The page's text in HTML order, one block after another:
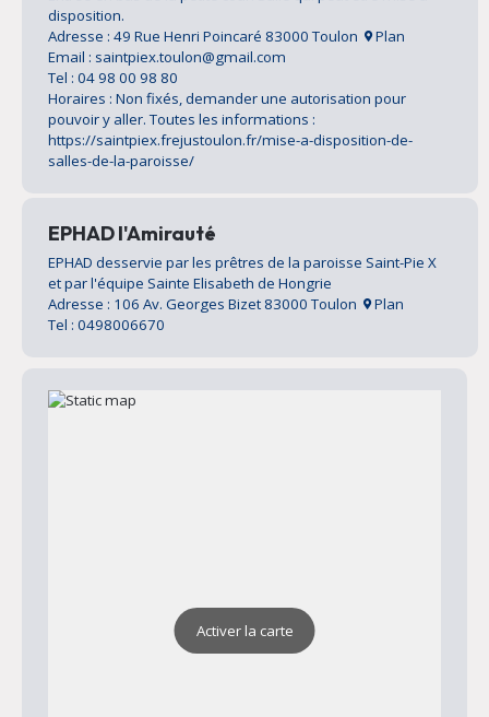
disposition.
Adresse : 49 Rue Henri Poincaré 83000 Toulon
Plan
Email : saintpiex.toulon@gmail.com
Tel : 04 98 00 98 80
Horaires : Non fixés, demander une autorisation pour
pouvoir y aller. Toutes les informations :
https://saintpiex.frejustoulon.fr/mise-a-disposition-de-
salles-de-la-paroisse/
EPHAD l'Amirauté
EPHAD desservie par les prêtres de la paroisse Saint-Pie X
et par l'équipe Sainte Elisabeth de Hongrie
Adresse : 106 Av. Georges Bizet 83000 Toulon
Plan
Tel : 0498006670
Activer la carte